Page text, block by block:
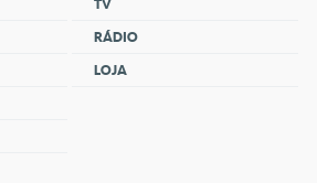
TV
RÁDIO
LOJA